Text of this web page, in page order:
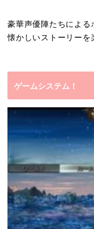
豪華声優陣たちによる
懐かしいストーリーを
ゲームシステム！